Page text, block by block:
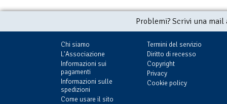
Problemi? Scrivi una
Chi siamo
L'Associazione
Informazioni sui
pagamenti
Informazioni sulle
spedizioni
Come usare il sito
Termini del servizio
Diritto di recesso
Copyright
Privacy
Cookie policy